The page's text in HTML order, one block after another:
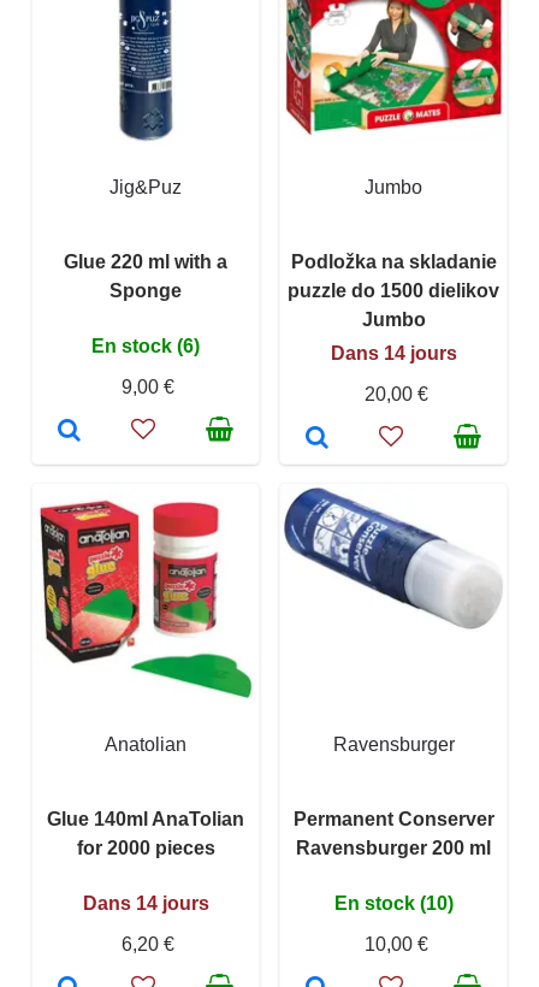
Jig&Puz
Glue 220 ml with a
Sponge
En stock (6)
9,00 €
Jumbo
Podložka na skladanie
puzzle do 1500 dielikov
Jumbo
Dans 14 jours
20,00 €
Anatolian
Glue 140ml AnaTolian
for 2000 pieces
Dans 14 jours
6,20 €
Ravensburger
Permanent Conserver
Ravensburger 200 ml
En stock (10)
10,00 €